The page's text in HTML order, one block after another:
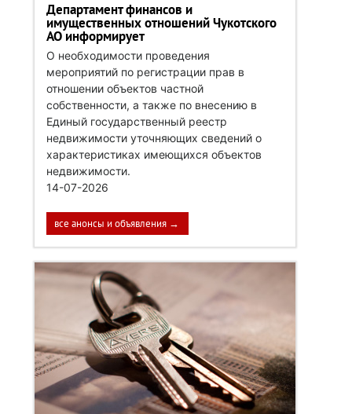
Департамент финансов и
имущественных отношений Чукотского
АО информирует
О необходимости проведения
мероприятий по регистрации прав в
отношении объектов частной
собственности, а также по внесению в
Единый государственный реестр
недвижимости уточняющих сведений о
характеристиках имеющихся объектов
недвижимости.
14-07-2026
все анонсы и объявления →